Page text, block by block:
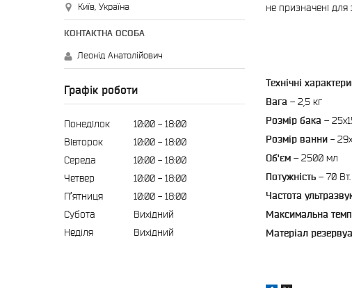
не призначені для
Технічні
Вага – 2,5 кг
Розмір бака –
Розмір ванни -
Об'єм – 2500 мл
Потужність – 70 Вт.
Частота
Максимальна
Матеріал
Київ, Україна
Леонід Анатолійович
Графік роботи
Понеділок 10:00
18:00
Вівторок
10:00
18:00
Середа
10:00
18:00
Четвер
10:00
18:00
Пʼятниця
10:00
18:00
Субота
Вихідний
Неділя
Вихідний